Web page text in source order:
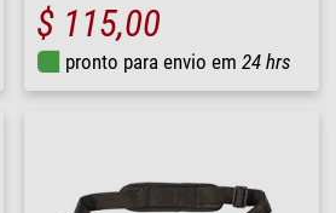
$ 115,00
pronto para envio em 24 hrs